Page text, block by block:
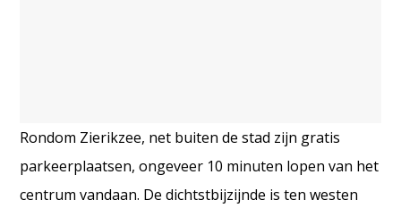
Rondom Zierikzee, net buiten de stad zijn gratis
parkeerplaatsen, ongeveer 10 minuten lopen van het
centrum vandaan. De dichtstbijzijnde is ten westen